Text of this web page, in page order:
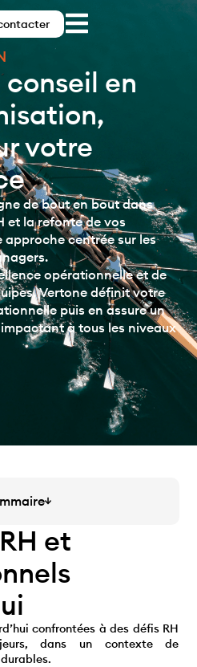
en
votre
de bout en bout dans
et la refonte de vos
centrée sur les
opérationnelle et de
Vertone définit votre
puis en assure un
à tous les niveaux
et
confrontées à des défis RH
dans un contexte de